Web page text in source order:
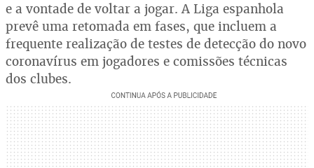
e a vontade de voltar a jogar. A Liga espanhola
prevê uma retomada em fases, que incluem a
frequente realização de testes de detecção do novo
coronavírus em jogadores e comissões técnicas
dos clubes.